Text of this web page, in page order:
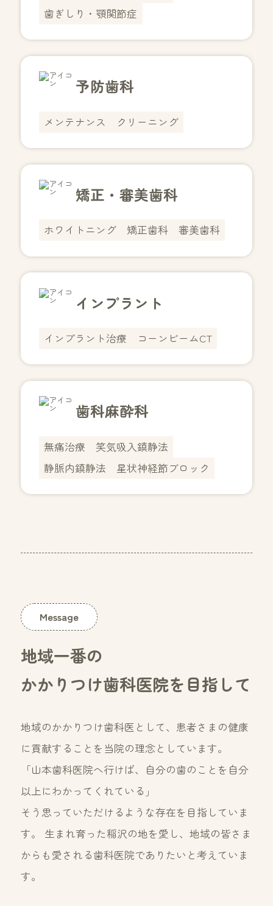
歯ぎしり・顎関節症
予防歯科
メンテナンス クリーニング
矯正・審美歯科
ホワイトニング 矯正歯科 審美歯科
インプラント
インプラント治療 コーンビームCT
歯科麻酔科
無痛治療
笑気吸入鎮静法
静脈内鎮静法
星状神経節ブロック
Message
地域一番の
かかりつけ歯科医院を目指して
地域のかかりつけ歯科医として、患者さまの健康
に貢献することを当院の理念としています。
「山本歯科医院へ行けば、自分の歯のことを自分
以上にわかってくれている」
そう思っていただけるような存在を目指していま
す。
生まれ育った稲沢の地を愛し、地域の皆さま
からも愛される歯科医院でありたいと考えていま
す。